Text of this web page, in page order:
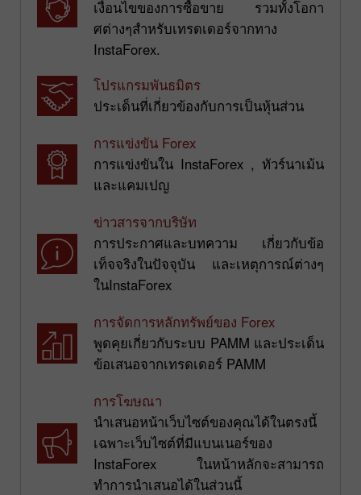
เงื่อนไขของการซื้อขาย รวมทั้งโอกา
ศต่างๆสำหรับเทรดเดอร์จากทาง
InstaForex.
โปรแกรมพันธมิตร
ประเด็นที่เกี่ยวข้องกับการเป็นหุ้นส่วน
การแข่งขัน Forex
การแข่งขันใน InstaForex , ทัวร์นาเม้น
และแคมเปญ
ข่าวสารจากบริษัท
การประกาศและบทความ เกี่ยวกับข้อ
เท็จจริงในปัจจุบัน และเหตุการณ์ต่างๆ
ในInstaForex
การจัดการหลักทรัพย์ของ Forex
พูดคุยเกี่ยวกับระบบ PAMM และประเด็น
ข้อเสนอจากเทรดเดอร์ PAMM
การโฆษณา
นำเสนอหน้าเว็บไซต์ของคุณได้ในตรงนี้
เฉพาะเว็บไซต์ที่มีแบนเนอร์ของ
InstaForex ในหน้าหลักจะสามารถ
ทำการนำเสนอได้ในส่วนนี้